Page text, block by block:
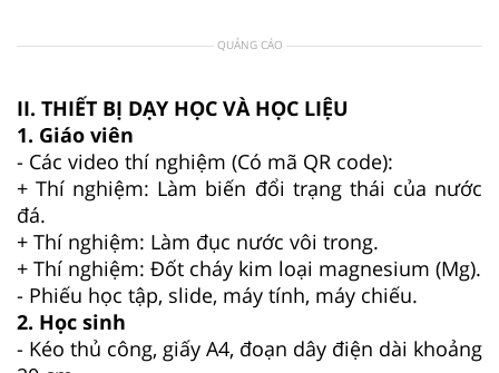
QUẢNG CÁO
II. THIẾT BỊ DẠY HỌC VÀ HỌC LIỆU
1. Giáo viên
- Các video thí nghiệm (Có mã QR code):
+ Thí nghiệm: Làm biến đổi trạng thái của nước
đá.
+ Thí nghiệm: Làm đục nước vôi trong.
+ Thí nghiệm: Đốt cháy kim loại magnesium (Mg).
- Phiếu học tập, slide, máy tính, máy chiếu.
2. Học sinh
- Kéo thủ công, giấy A4, đoạn dây điện dài khoảng